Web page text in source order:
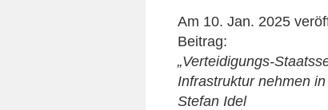
Am 10. Jan. 2025
Beitrag:
„Verteidigungs-
Infrastruktur nehmen
Stefan Idel